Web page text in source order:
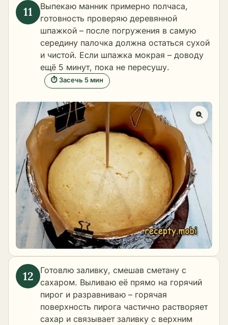
Выпекаю манник примерно полчаса,
готовность проверяю деревянной
шпажкой – после погружения в самую
середину палочка должна остаться сухой
и чистой. Если шпажка мокрая – доводу
ещё 5 минут, пока не пересушу.
⏱ Засечь 5 мин
Готовлю заливку, смешав сметану с
сахаром. Выливаю её прямо на горячий
пирог и разравниваю – горячая
поверхность пирога частично растворяет
сахар и связывает заливку с верхним